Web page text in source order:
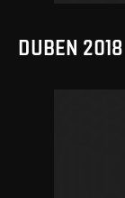
DUBEN 2018